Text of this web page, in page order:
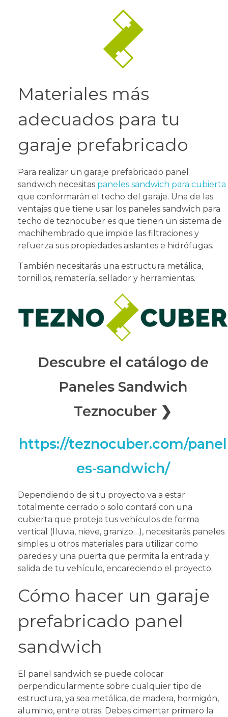
Materiales más
adecuados para tu
garaje prefabricado
Para realizar un garaje prefabricado panel
sandwich necesitas paneles sandwich para cubierta
que conformarán el techo del garaje. Una de las
ventajas que tiene usar los paneles sandwich para
techo de teznocuber es que tienen un sistema de
machihembrado que impide las filtraciones y
refuerza sus propiedades aislantes e hidrófugas.
También necesitarás una estructura metálica,
tornillos, rematería, sellador y herramientas.
Descubre el catálogo de
Paneles Sandwich
Teznocuber ❯
https://teznocuber.com/panel
es-sandwich/
Dependiendo de si tu proyecto va a estar
totalmente cerrado o solo contará con una
cubierta que proteja tus vehículos de forma
vertical (lluvia, nieve, granizo…), necesitarás paneles
simples u otros materiales para utilizar como
paredes y una puerta que permita la entrada y
salida de tu vehículo, encareciendo el proyecto.
Cómo hacer un garaje
prefabricado panel
sandwich
El panel sandwich se puede colocar
perpendicularmente sobre cualquier tipo de
estructura, ya sea metálica, de madera, hormigón,
aluminio, entre otras. Debes cimentar primero la